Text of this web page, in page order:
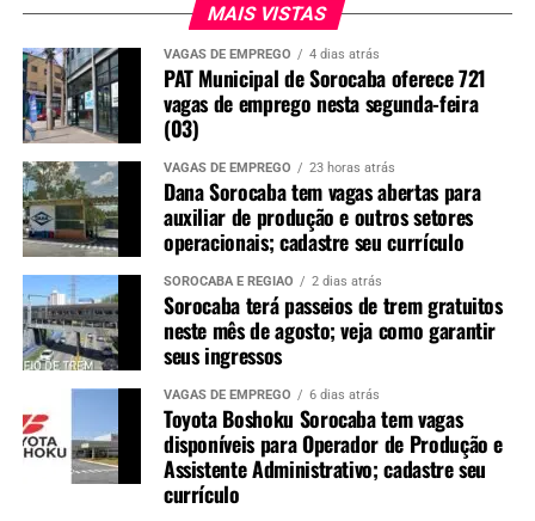
MAIS VISTAS
VAGAS DE EMPREGO 4 dias atrás
PAT Municipal de Sorocaba oferece 721
vagas de emprego nesta segunda-feira
(03)
VAGAS DE EMPREGO 23 horas atrás
Dana Sorocaba tem vagas abertas para
auxiliar de produção e outros setores
operacionais; cadastre seu currículo
SOROCABA E REGIÃO 2 dias atrás
Sorocaba terá passeios de trem gratuitos
neste mês de agosto; veja como garantir
seus ingressos
VAGAS DE EMPREGO 6 dias atrás
Toyota Boshoku Sorocaba tem vagas
disponíveis para Operador de Produção e
Assistente Administrativo; cadastre seu
currículo